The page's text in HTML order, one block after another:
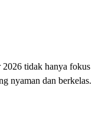
2026 tidak hanya fokus
nyaman dan berkelas.